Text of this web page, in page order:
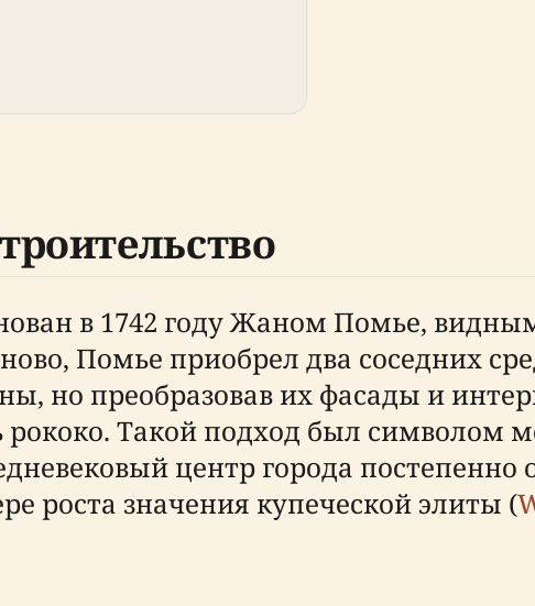
в 1742 году Жаном Помье,
Помье приобрел два соседних
но преобразовав их фасады и
Такой подход был символом
центр города постепенно
роста значения купеческой элиты (